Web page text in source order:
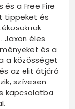
és a Free Fire
tippeket és
Jaxon éles
és a
a közösséget
az elit átjáró
szívesen
kapcsolatba